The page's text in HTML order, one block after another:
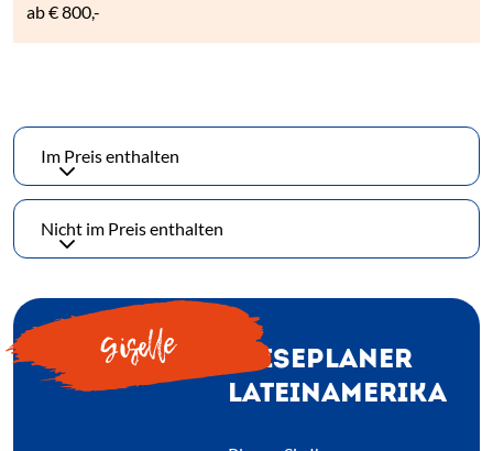
ab€ 800,-
Im Preis enthalten
Nicht im Preis enthalten
Giselle
REISEPLANER
LATEINAMERIKA